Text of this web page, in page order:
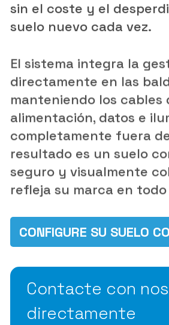
sin el coste y el
suelo nuevo cada vez.
El sistema integra la
directamente en las
manteniendo los cables
alimentación, datos e
completamente fuera
resultado es un suelo
seguro y visualmente
refleja su marca en
CONFIGURE SU SUELO
Contacte con
directamente